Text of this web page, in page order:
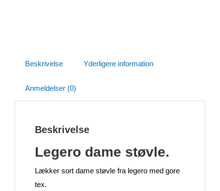
Beskrivelse Yderligere information
Anmeldelser (0)
Beskrivelse
Legero dame støvle.
Lækker sort dame støvle fra legero med gore
tex.